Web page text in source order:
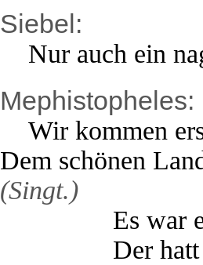
Siebel:
Nur auch ein
Mephistopheles:
Wir kommen
Dem schönen
(Singt.)
Es war
Der hatt